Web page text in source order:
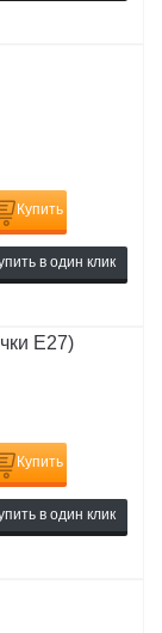
Купить
в один клик
E27)
Купить
в один клик